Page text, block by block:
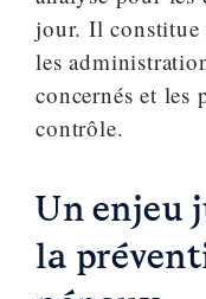
jour. Il constitue
les
concernés et les
contrôle.
Un enjeu
la